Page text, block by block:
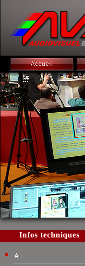
Accueil
Infos techniques
A